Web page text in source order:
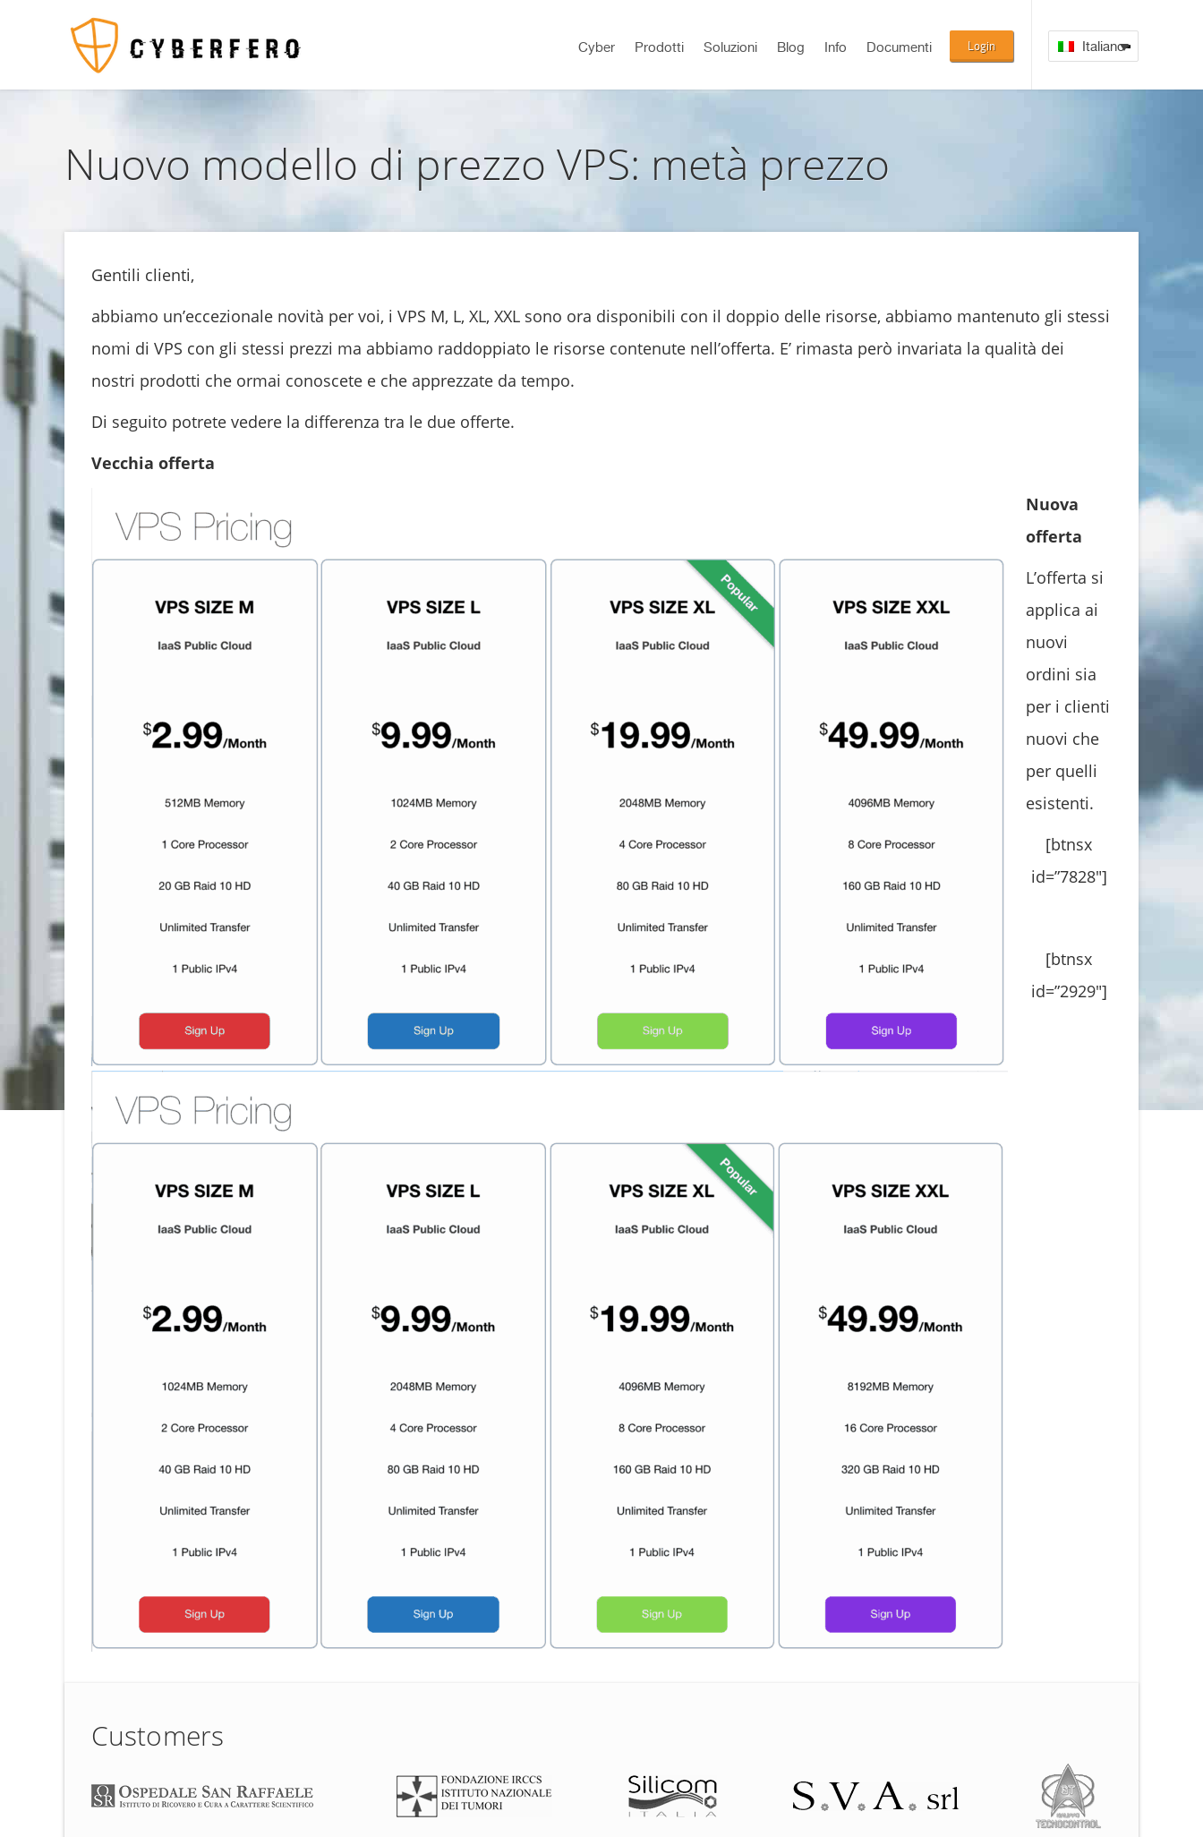
Cyber Prodotti Soluzioni Blog Info Documenti Login Italiano
Nuovo modello di prezzo VPS: metà prezzo
Gentili clienti,
abbiamo un’eccezionale novità per voi, i VPS M, L, XL, XXL sono ora disponibili con il doppio delle risorse, abbiamo mantenuto gli stessi
nomi di VPS con gli stessi prezzi ma abbiamo raddoppiato le risorse contenute nell’offerta. E’ rimasta però invariata la qualità dei
nostri prodotti che ormai conoscete e che apprezzate da tempo.
Di seguito potrete vedere la differenza tra le due offerte.
Vecchia offerta
Nuova
offerta
L’offerta si
applica ai
nuovi
ordini sia
per i clienti
nuovi che
per quelli
esistenti.
[btnsx
id=”7828″]
[btnsx
id=”2929″]
Customers